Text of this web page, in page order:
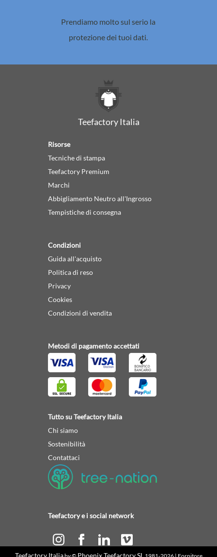
Prendiamo molto sul serio la
protezione dei tuoi dati.
Teefactory Italia
Risorse
Tecniche di stampa
Teefactory Premium
Marchi
Abbigliamento Neutro all'Ingrosso
Tempistiche di consegna
Condizioni
Guida all'acquisto
Politica di reso
Privacy
Cookies
Condizioni di vendita
Metodi di pagamento accettati
Tutto su Teefactory Italia
Chi siamo
Sostenibilità
Contattaci
Teefactory e i social network